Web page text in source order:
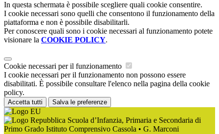
In questa schermata è possibile scegliere quali cookie consentire.
I cookie necessari sono quelli che consentono il funzionamento della
piattaforma e non è possibile disabilitarli.
Per conoscere quali sono i cookie necessari al funzionamento potete
visionare la COOKIE POLICY.
Cookie necessari per il funzionamento
I cookie necessari per il funzionamento non possono essere
disabilitati. È possibile consultare l'elenco nella pagina della cookie
policy.
Accetta tutti Salva le preferenze
Scuola d’Infanzia, Primaria e Secondaria di
Primo Grado Istituto Comprensivo Cassola • G. Marconi